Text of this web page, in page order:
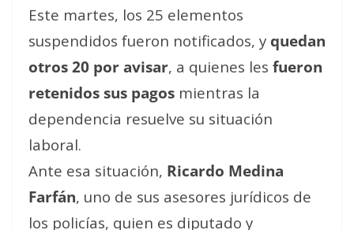
Este martes, los 25 elementos
suspendidos fueron notificados, y quedan
otros 20 por avisar, a quienes les fueron
retenidos sus pagos mientras la
dependencia resuelve su situación
laboral.
Ante esa situación, Ricardo Medina
Farfán, uno de sus asesores jurídicos de
los policías, quien es diputado y